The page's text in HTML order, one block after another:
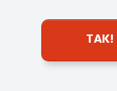
TAK!